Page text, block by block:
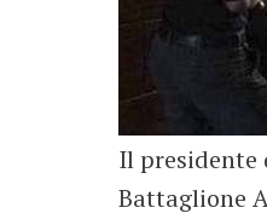
Il presidente
Battaglione